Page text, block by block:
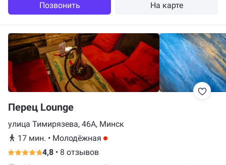
Позвонить На карте
Перец Lounge
улица Тимирязева, 46А, Минск
17 мин. • Молодёжная
4,8 • 8 отзывов